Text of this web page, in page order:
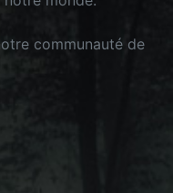
communauté de